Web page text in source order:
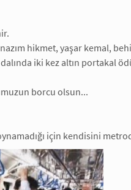
hikmet, yaşar kemal,
iki kez altın portakal
borcu olsun...
için kendisini